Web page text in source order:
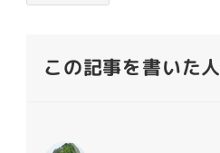
この記事を書いた人